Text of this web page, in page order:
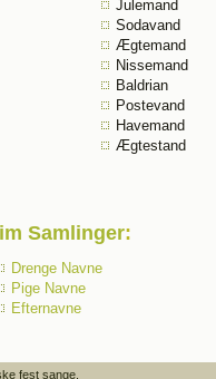
Julemand
Sodavand
Ægtemand
Nissemand
Baldrian
Postevand
Havemand
Ægtestand
Samlinger:
Drenge Navne
Pige Navne
Efternavne
fest sange.